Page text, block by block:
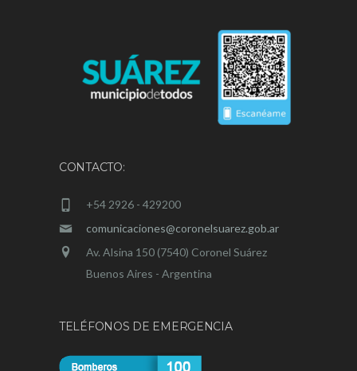
CONTACTO:
+54 2926 - 429200
comunicaciones@coronelsuarez.gob.ar
Av. Alsina 150 (7540) Coronel Suárez
Buenos Aires - Argentina
TELÉFONOS DE EMERGENCIA